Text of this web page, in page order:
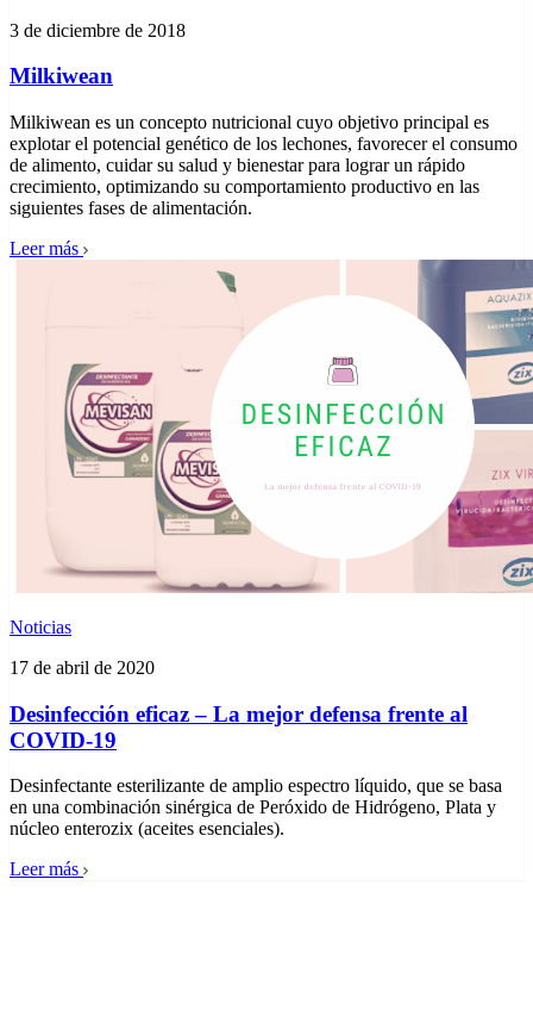
3 de diciembre de 2018
Milkiwean
Milkiwean es un concepto nutricional cuyo objetivo principal es
explotar el potencial genético de los lechones, favorecer el consumo
de alimento, cuidar su salud y bienestar para lograr un rápido
crecimiento, optimizando su comportamiento productivo en las
siguientes fases de alimentación.
Leer más
Noticias
17 de abril de 2020
Desinfección eficaz – La mejor defensa frente al
COVID-19
Desinfectante esterilizante de amplio espectro líquido, que se basa
en una combinación sinérgica de Peróxido de Hidrógeno, Plata y
núcleo enterozix (aceites esenciales).
Leer más